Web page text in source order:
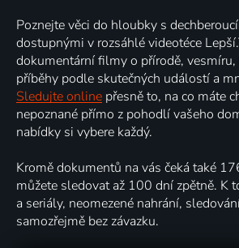
Poznejte věci do hloubky s
dostupnými v rozsáhlé videotéce
dokumentární filmy o přírodě,
příběhy podle skutečných událostí a
Sledujte online přesně to, na co máte
nepoznané přímo z pohodlí vašeho
nabídky si vybere každý.
Kromě dokumentů na vás čeká také
můžete sledovat až 100 dní zpětně. K
a seriály, neomezené nahrání,
samozřejmě bez závazku.